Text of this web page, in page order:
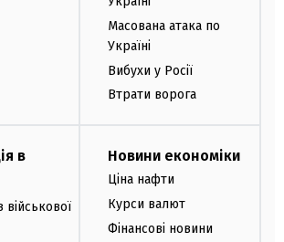
Масована атака по
Україні
Вибухи у Росії
Втрати ворога
в
військової
Новини економіки
Ціна нафти
Курси валют
Фінансові новини